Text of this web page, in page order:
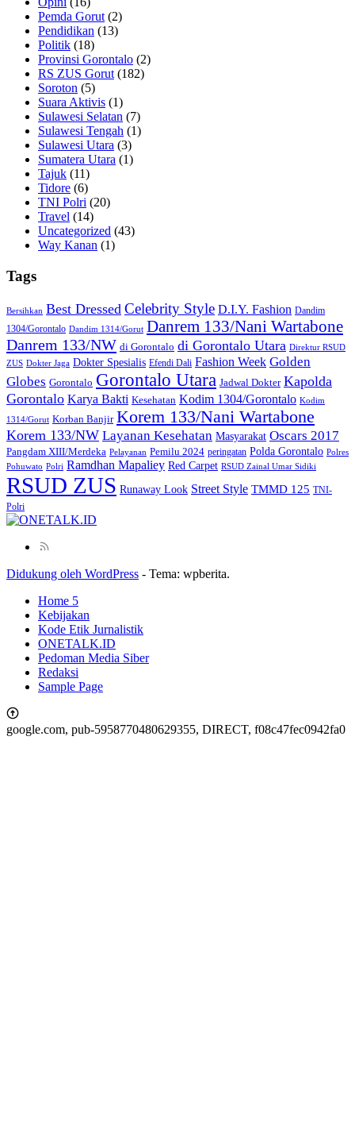
Pemda Gorut(2)
Pendidikan (13)
Politik (18)
Provinsi Gorontalo (2)
RS ZUS Gorut(182)
Soroton (5)
Suara Aktivis (1)
Sulawesi Selatan (7)
Sulawesi Tengah (1)
Sulawesi Utara (3)
Sumatera Utara (1)
Tajuk (11)
Tidore (6)
TNI Polri (20)
Travel (14)
Uncategorized (43)
Way Kanan (1)
Tags
Bersihkan Best Dressed Celebrity Style D.I.Y. Fashion Dandim
1304/Gorontalo Dandim 1314/Gorut Danrem 133/Nani Wartabone
Danrem 133/NW di Gorontalo di Gorontalo Utara Direktur RSUD
ZUS Dokter Jaga Dokter Spesialis Efendi Dali Fashion Week Golden
Globes Gorontalo Gorontalo Utara Jadwal Dokter Kapolda
Gorontalo Karya Bakti Kesehatan Kodim 1304/Gorontalo Kodim
1314/Gorut Korban Banjir Korem 133/Nani Wartabone
Korem 133/NW Layanan Kesehatan Masyarakat Oscars 2017
Pangdam XIII/Merdeka Pelayanan Pemilu 2024 peringatan Polda Gorontalo Polres
Pohuwato Polri Ramdhan Mapaliey Red Carpet RSUD Zainal Umar Sidiki
RSUD ZUS Runaway Look Street Style TMMD 125 TNI-
Polri
Didukung oleh WordPress - Tema: wpberita.
Home 5
Kebijakan
Kode Etik Jurnalistik
ONETALK.ID
Pedoman Media Siber
Redaksi
Sample Page
google.com, pub-5958770480629355, DIRECT, f08c47fec0942fa0